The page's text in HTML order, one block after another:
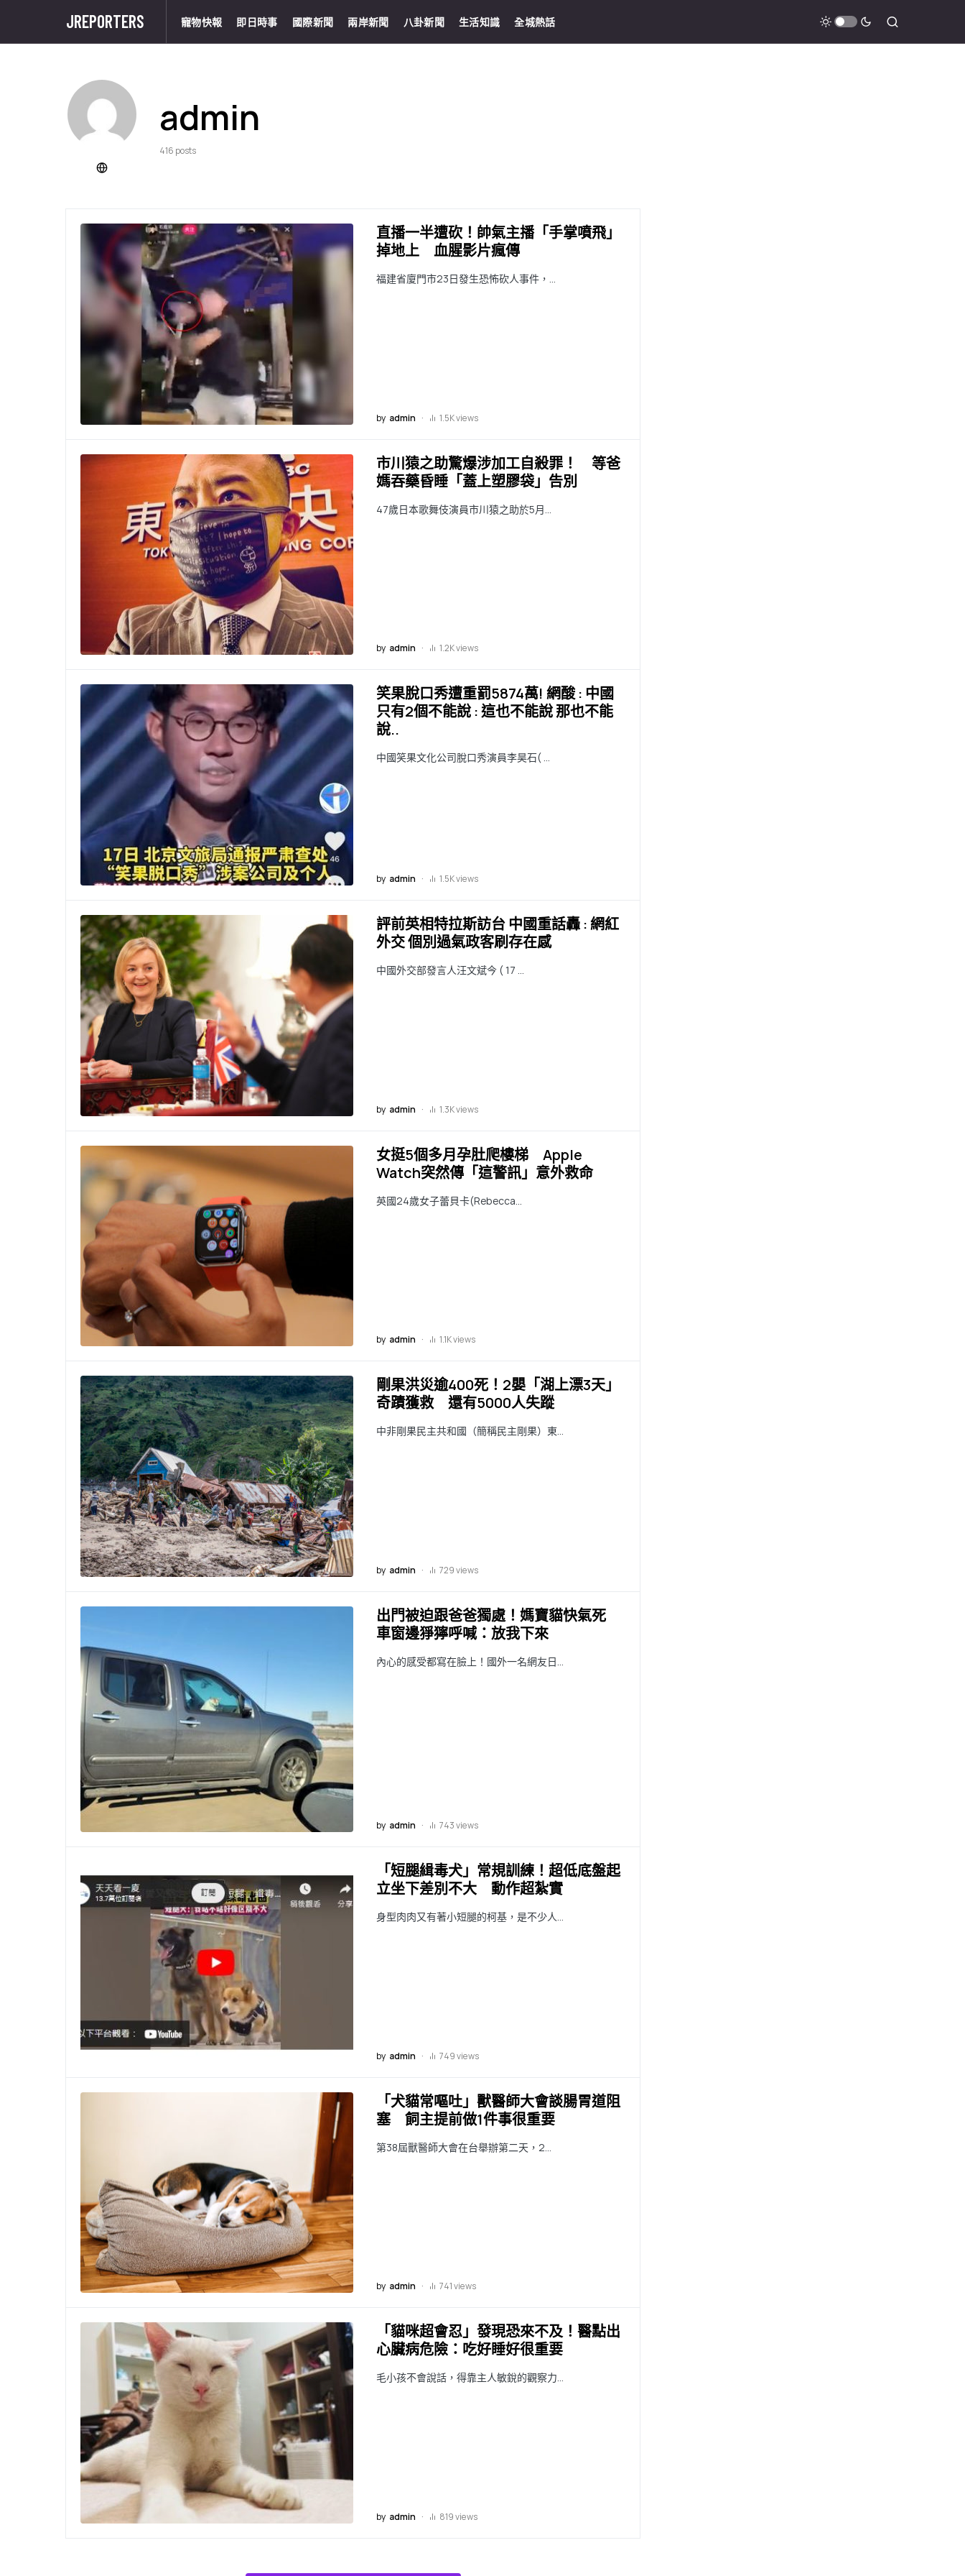
JREPORTERS 寵物快報 即日時事 國際新聞 兩岸新聞 八卦新聞 生活知識 全城熱話
admin
416 posts
直播一半遭砍！帥氣主播「手掌噴飛」
掉地上 血腥影片瘋傳
福建省廈門市23日發生恐怖砍人事件，…
by admin 1.5K views
市川猿之助驚爆涉加工自殺罪！ 等爸
媽吞藥昏睡「蓋上塑膠袋」告別
47歲日本歌舞伎演員市川猿之助於5月…
by admin 1.2K views
笑果脫口秀遭重罰5874萬! 網酸 : 中國
只有2個不能說 : 這也不能說 那也不能
說..
中國笑果文化公司脫口秀演員李昊石( …
by admin 1.5K views
評前英相特拉斯訪台 中國重話轟 : 網紅
外交 個別過氣政客刷存在感
中國外交部發言人汪文斌今 ( 17 …
by admin 1.3K views
女挺5個多月孕肚爬樓梯 Apple
Watch突然傳「這警訊」意外救命
英國24歲女子蕾貝卡(Rebecca…
by admin 1.1K views
剛果洪災逾400死！2嬰「湖上漂3天」
奇蹟獲救 還有5000人失蹤
中非剛果民主共和國（簡稱民主剛果）東…
by admin 729 views
出門被迫跟爸爸獨處！媽寶貓快氣死
車窗邊猙獰呼喊：放我下來
內心的感受都寫在臉上！國外一名網友日…
by admin 743 views
「短腿緝毒犬」常規訓練！超低底盤起
立坐下差別不大 動作超紮實
身型肉肉又有著小短腿的柯基，是不少人…
by admin 749 views
「犬貓常嘔吐」獸醫師大會談腸胃道阻
塞 飼主提前做1件事很重要
第38屆獸醫師大會在台舉辦第二天，2…
by admin 741 views
「貓咪超會忍」發現恐來不及！醫點出
心臟病危險：吃好睡好很重要
毛小孩不會說話，得靠主人敏銳的觀察力…
by admin 819 views